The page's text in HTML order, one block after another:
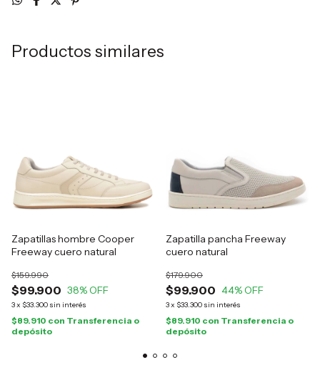
Productos similares
Zapatillas hombre Cooper
Freeway cuero natural
$99.900
$159.990
38% OFF
3x $33.300 sin interés
$89.910 con Transferencia o
depósito
Zapatilla pancha Freeway
cuero natural
$99.900
$179.900
44% OFF
3x $33.300 sin interés
$89.910 con Transferencia o
depósito